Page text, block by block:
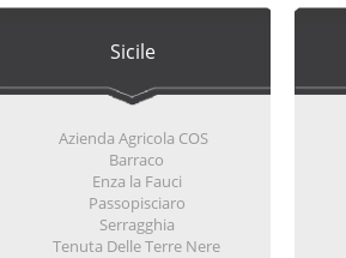
Sicile
Azienda Agricola COS
Barraco
Enza la Fauci
Passopisciaro
Serragghia
Tenuta Delle Terre Nere